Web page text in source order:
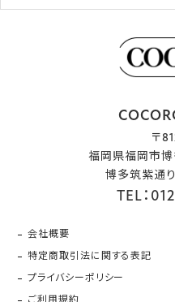
〒
福岡県福岡市
博多筑紫通
TEL：
会社概要
特定商取引法に関する表記
プライバシーポリシー